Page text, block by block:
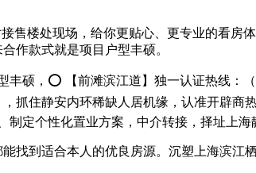
楼处现场，给你更贴心、更专业的看房
作款式就是项目户型丰硕。
，⭕ 【前滩滨江道】独一认证热线：（
抓住静安内环稀缺人居机缘，认准开辟商
定个性化置业方案，中介转接，择址上海
到适合本人的优良房源。沉塑上海滨江栖